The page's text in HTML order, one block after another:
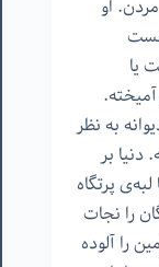
او
یا
به نظر
دنیا بر
پرتگاه
را نجات
را آلوده